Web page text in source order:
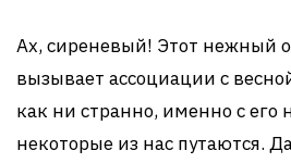
Ах, сиреневый! Этот нежный
вызывает ассоциации с
как ни странно, именно с его
некоторые из нас путаются.